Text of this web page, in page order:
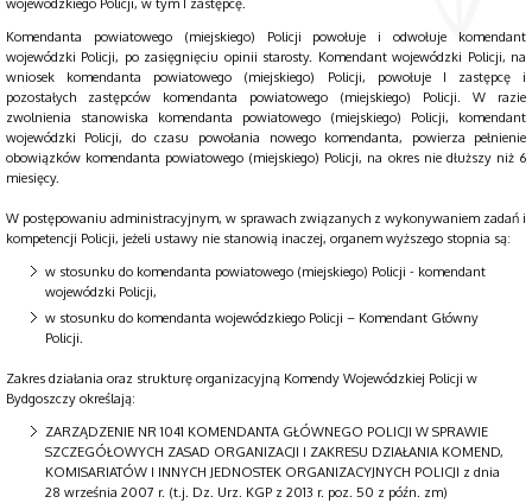
Komendanta powiatowego (miejskiego) Policji powołuje i odwołuje komendant
wojewódzki Policji, po zasięgnięciu opinii starosty. Komendant wojewódzki Policji, na
wniosek komendanta powiatowego (miejskiego) Policji, powołuje I zastępcę i
pozostałych zastępców komendanta powiatowego (miejskiego) Policji. W razie
zwolnienia stanowiska komendanta powiatowego (miejskiego) Policji, komendant
wojewódzki Policji, do czasu powołania nowego komendanta, powierza pełnienie
obowiązków komendanta powiatowego (miejskiego) Policji, na okres nie dłuższy niż 6
miesięcy.
W postępowaniu administracyjnym, w sprawach związanych z wykonywaniem zadań i
kompetencji Policji, jeżeli ustawy nie stanowią inaczej, organem wyższego stopnia są:
w stosunku do komendanta powiatowego (miejskiego) Policji - komendant
wojewódzki Policji,
w stosunku do komendanta wojewódzkiego Policji – Komendant Główny
Policji.
Zakres działania oraz strukturę organizacyjną Komendy Wojewódzkiej Policji w
Bydgoszczy określają:
ZARZĄDZENIE NR 1041 KOMENDANTA GŁÓWNEGO POLICJI W SPRAWIE
SZCZEGÓŁOWYCH ZASAD ORGANIZACJI I ZAKRESU DZIAŁANIA KOMEND,
KOMISARIATÓW I INNYCH JEDNOSTEK ORGANIZACYJNYCH POLICJI z dnia
28 września 2007 r. (t.j. Dz. Urz. KGP z 2013 r. poz. 50 z późn. zm)